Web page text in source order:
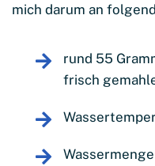
mich darum an
rund 55
frisch